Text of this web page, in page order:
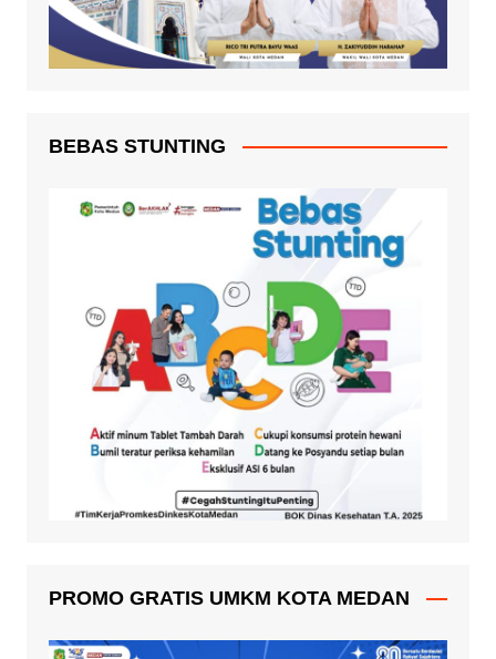
BEBAS STUNTING
PROMO GRATIS UMKM KOTA MEDAN